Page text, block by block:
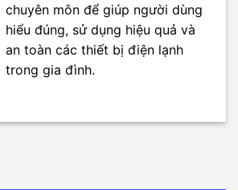
chuyên môn để giúp người dùng
hiểu đúng, sử dụng hiệu quả và
an toàn các thiết bị điện lạnh
trong gia đình.